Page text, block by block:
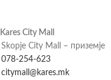
Kares City Mall
Skopje City Mall – приземје
078-254-623
citymall@kares.mk